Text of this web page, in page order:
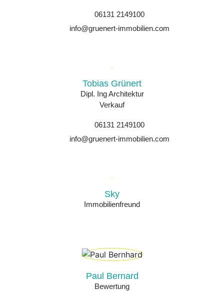
06131 2149100
info@gruenert-immobilien.com
Tobias Grünert
Dipl. Ing Architektur
Verkauf
06131 2149100
info@gruenert-immobilien.com
Sky
Immobilienfreund
Paul Bernard
Bewertung